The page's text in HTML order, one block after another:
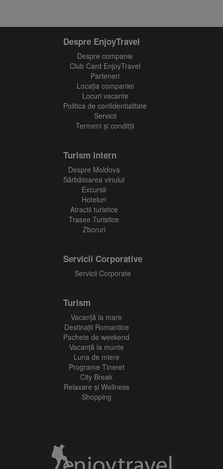
Despre EnjoyTravel
Despre companie
Club Card EnjoyTravel
Parteneri
Locaţia companiei
Locuri vacante
Politica de confidentialitate
Servicii
Termeni și conditții
Turism intern
Despre Moldova
Sărbătoarea vinului
Excursii
Hoteluri
Atractii turistice
Trasee Turistice
Zboruri
Servicii Corporative
Servicii Corporate
Turism
Vacanţă la mare
Destinații Romantice
Pachete de weekend
Vacanță la munte
Luna de miere
Programe Tineret
City Break
Relaxare și Wellness
Shopping